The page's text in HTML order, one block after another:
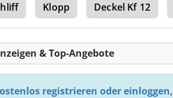
Klopp Deckel Kf 12
& Top-Angebote
registrieren oder einloggen,